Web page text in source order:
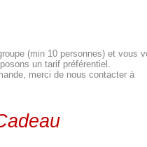
(min 10 personnes) et vous
un tarif préférentiel.
merci de nous contacter à